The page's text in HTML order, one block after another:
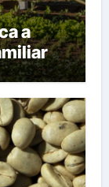
a